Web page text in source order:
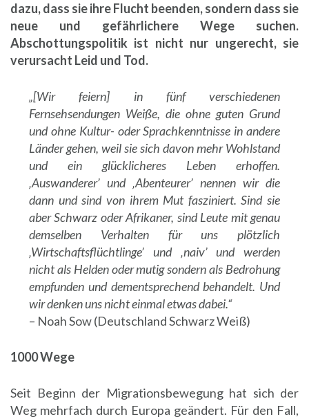
dazu, dass sie ihre Flucht beenden, sondern dass sie
neue und gefährlichere Wege suchen.
Abschottungspolitik ist nicht nur ungerecht, sie
verursacht Leid und Tod.
„[Wir feiern] in fünf verschiedenen
Fernsehsendungen Weiße, die ohne guten Grund
und ohne Kultur- oder Sprachkenntnisse in andere
Länder gehen, weil sie sich davon mehr Wohlstand
und ein glücklicheres Leben erhoffen.
‚Auswanderer’ und ‚Abenteurer’ nennen wir die
dann und sind von ihrem Mut fasziniert. Sind sie
aber Schwarz oder Afrikaner, sind Leute mit genau
demselben Verhalten für uns plötzlich
‚Wirtschaftsflüchtlinge’ und ‚naiv’ und werden
nicht als Helden oder mutig sondern als Bedrohung
empfunden und dementsprechend behandelt. Und
wir denken uns nicht einmal etwas dabei.“
– Noah Sow (Deutschland Schwarz Weiß)
1000 Wege
Seit Beginn der Migrationsbewegung hat sich der
Weg mehrfach durch Europa geändert. Für den Fall,